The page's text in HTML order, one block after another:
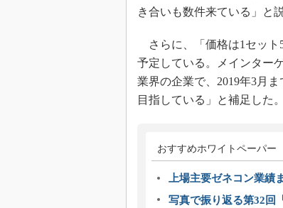
き合いも数件来ている」と
さらに、「価格は1セット
予定している。メインター
業界の企業で、2019年3月
目指している」と補足した。
おすすめホワイトペーパー
上場主要ゼネコン業績
写真で振り返る第32回